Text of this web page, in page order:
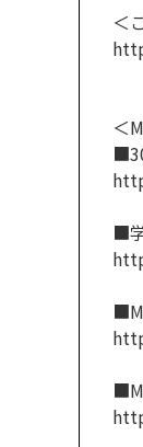
＜
＜
■